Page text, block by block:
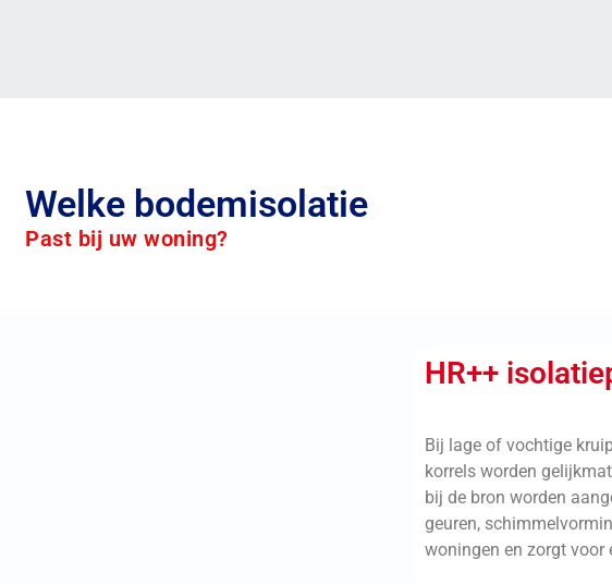
Welke bodemisolatie
Past bij uw woning?
HR++
Bij lage of vochtige
korrels worden
bij de bron worden
geuren,
woningen en zorgt voor